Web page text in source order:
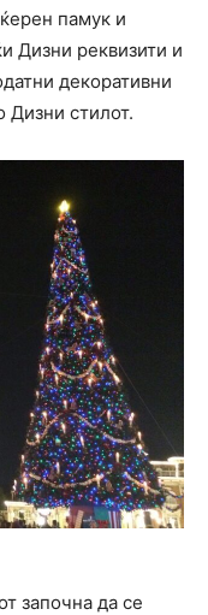
памук и
Дизни реквизити и
декоративни
Дизни стилот.
започна да се